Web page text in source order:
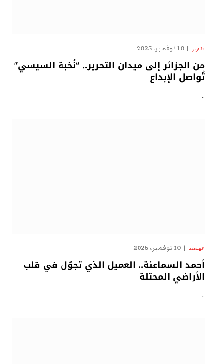
تقارير 10 نوفمبر، 2025
من الجزائر إلى ميدان التحرير.. “نُخبة السيسي”
تُواصل الإبداع
…
الهدهد 10 نوفمبر، 2025
أحمد السماعنة.. العميل الذي تجوّل في قلب
الأراضي المحتلة
…